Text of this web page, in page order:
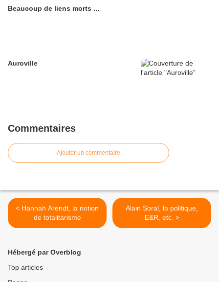
Beaucoup de liens morts ...
Auroville
Commentaires
Ajouter un commentaire
< Hannah Arendt, la notion
de totalitarisme
Alain Soral, la politique,
E&R, etc. >
Hébergé par Overblog
Top articles